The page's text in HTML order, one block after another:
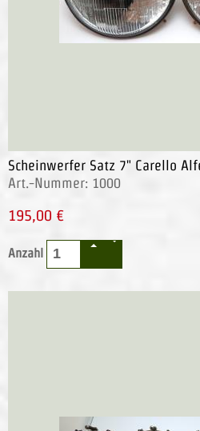
Scheinwerfer Satz 7" Carello
Art.-Nummer: 1000
195,00 €
Anzahl